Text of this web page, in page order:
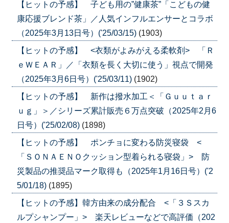
【ヒットの予感】 子ども用の”健康茶”「こどもの健
康応援ブレンド茶」／人気インフルエンサーとコラボ
（2025年3月13日号）('25/03/15) (1903)
【ヒットの予感】 <衣類がよみがえる柔軟剤> 「Ｒ
ｅＷＥＡＲ」／「衣類を長く大切に使う」視点で開発
（2025年3月6日号）('25/03/11) (1902)
【ヒットの予感】 新作は撥水加工＜「Ｇｕｕｔａｒ
ｕｇ」＞／シリーズ累計販売６万点突破（2025年2月6
日号）('25/02/08) (1898)
【ヒットの予感】 ポンチョに変わる防災寝袋 <
「ＳＯＮＡＥＮＯクッション型着られる寝袋」> 防
災製品の推奨品マーク取得も（2025年1月16日号）('2
5/01/18) (1895)
【ヒットの予感】韓方由来の成分配合 <「３Ｓスカ
ルプシャンプー」> 楽天レビューなどで高評価（202